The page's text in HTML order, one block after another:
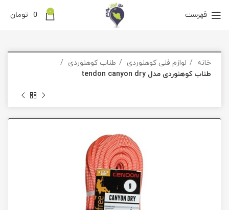
فهرست 0
0 تومان
خانه لوازم فنی کوهنوردی
طناب کوهنوردی
طناب کوهنوردی مدل tendon canyon dry